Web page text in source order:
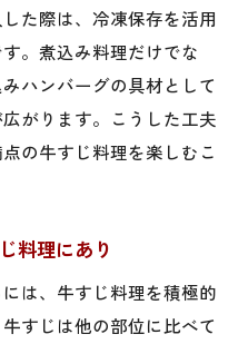
た際は、冷凍保存を活用
。煮込み料理だけでな
ハンバーグの具材として
がります。こうした工夫
の牛すじ料理を楽しむこ
料理にあり
は、牛すじ料理を積極的
すじは他の部位に比べて